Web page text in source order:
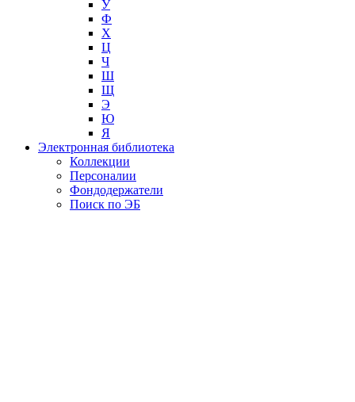
У
Ф
Х
Ц
Ч
Ш
Щ
Э
Ю
Я
Электронная библиотека
Коллекции
Персоналии
Фондодержатели
Поиск по ЭБ